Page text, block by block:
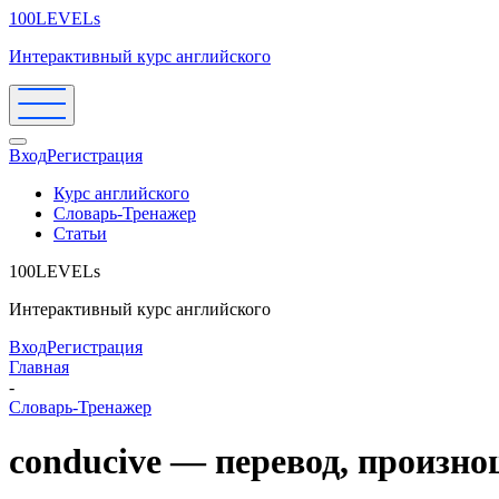
100LEVELs
Интерактивный курс английского
ВходРегистрация
Курс английского
Словарь-Тренажер
Статьи
100LEVELs
Интерактивный курс английского
ВходРегистрация
Главная
-
Словарь-Тренажер
conducive — перевод,